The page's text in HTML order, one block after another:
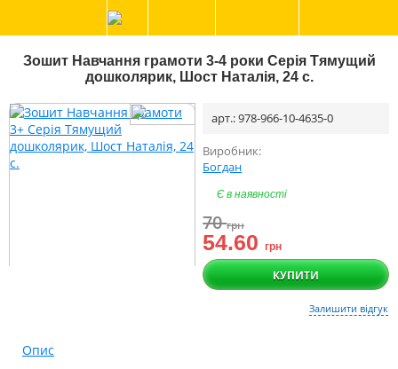
Зошит Навчання грамоти 3-4 роки Серія Тямущий
дошколярик, Шост Наталія, 24 с.
арт.: 978-966-10-4635-0
Виробник:
Богдан
Є в наявності
70грн
54.60грн
КУПИТИ
Залишити відгук
Опис